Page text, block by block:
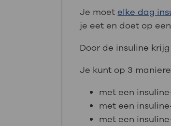
Je moetelke dag
je eet en doet op
Door de insuline
Je kunt op 3
met een
met een
met een